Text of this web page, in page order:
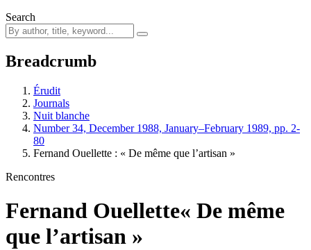
Search
Breadcrumb
Érudit
Journals
Nuit blanche
Number 34, December 1988, January–February 1989, pp. 2-
80
Fernand Ouellette : « De même que l’artisan »
Rencontres
Fernand Ouellette« De même
que l’artisan »